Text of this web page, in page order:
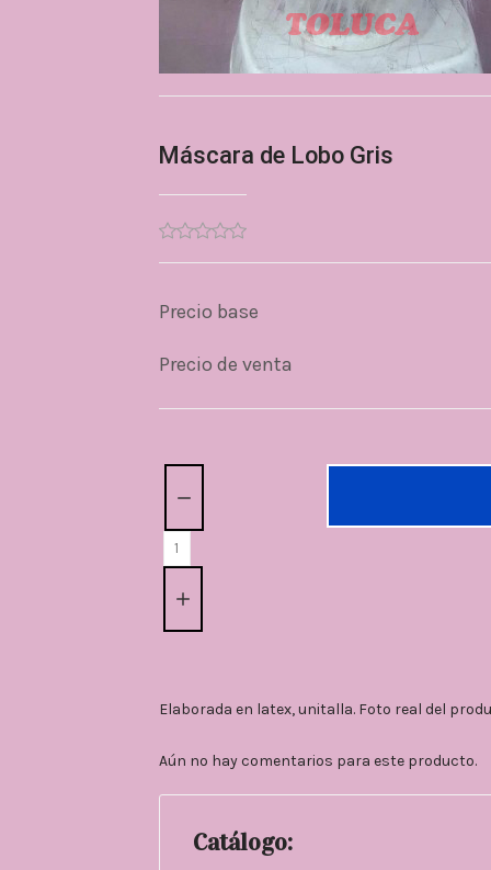
Máscara de Lobo Gris
Precio base
Precio de venta
Elaborada en latex, unitalla. Foto real del
Aún no hay comentarios para este producto.
Catálogo: